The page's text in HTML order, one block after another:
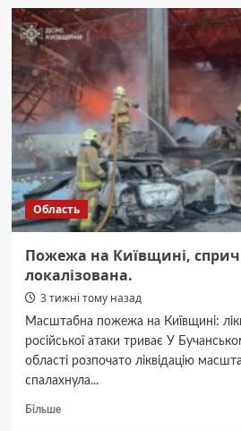
вулиці
перекрито.
Список
ділянок
та
схема
об’їзду
Область
Пожежа на Київщині,
локалізована.
3 тижні тому назад
Масштабна пожежа на Київщині:
російської атаки триває У
області розпочато ліквідацію
спалахнула...
БільшеДокладніше